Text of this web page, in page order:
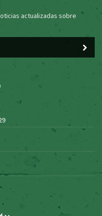
actualizadas sobre